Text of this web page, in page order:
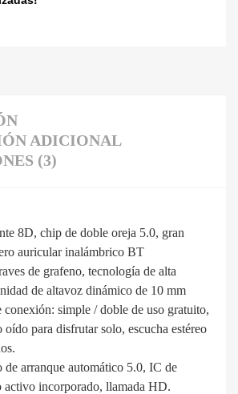
ADICIONAL
(3)
8D, chip de doble oreja 5.0, gran
auricular inalámbrico BT
de grafeno, tecnología de alta
de altavoz dinámico de 10 mm
conexión: simple / doble de uso gratuito,
oído para disfrutar solo, escucha estéreo
de arranque automático 5.0, IC de
activo incorporado, llamada HD.